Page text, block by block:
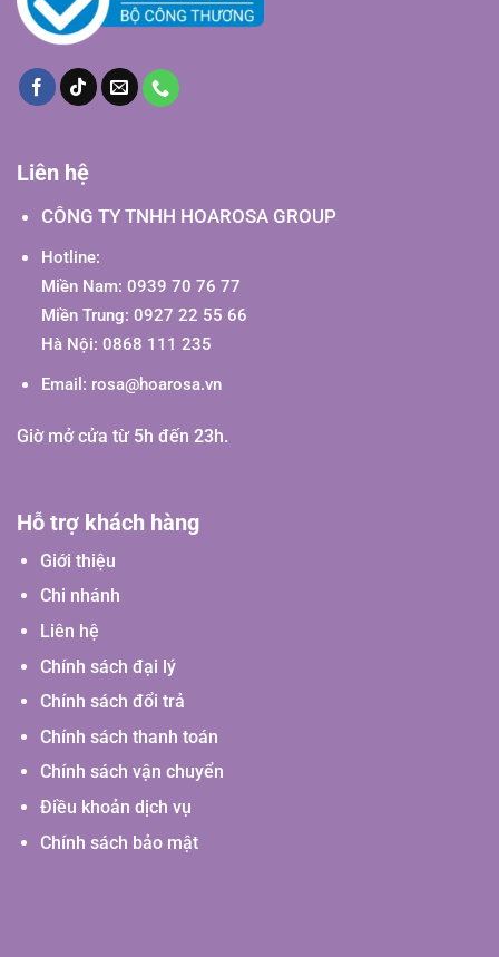
Liên hệ
CÔNG TY TNHH HOAROSA GROUP
Hotline:
Miền Nam: 0939 70 76 77
Miền Trung: 0927 22 55 66
Hà Nội: 0868 111 235
Email: rosa@hoarosa.vn
Giờ mở cửa từ 5h đến 23h.
Hỗ trợ khách hàng
Giới thiệu
Chi nhánh
Liên hệ
Chính sách đại lý
Chính sách đổi trả
Chính sách thanh toán
Chính sách vận chuyển
Điều khoản dịch vụ
Chính sách bảo mật